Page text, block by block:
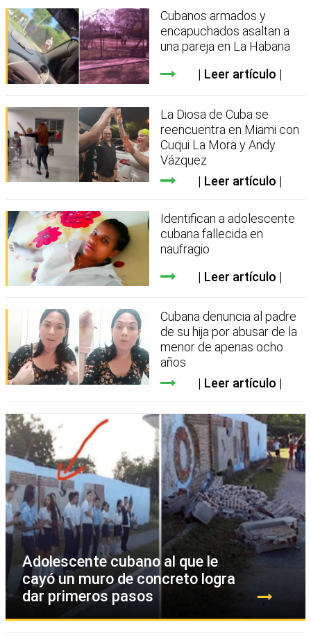
Cubanos armados y
encapuchados asaltan a
una pareja en La Habana
Leer artículo
La Diosa de Cuba se
reencuentra en Miami con
Cuqui La Mora y Andy
Vázquez
Leer artículo
Identifican a adolescente
cubana fallecida en
naufragio
Leer artículo
Cubana denuncia al padre
de su hija por abusar de la
menor de apenas ocho
años
Leer artículo
Adolescente cubano al que le
cayó un muro de concreto logra
dar primeros pasos